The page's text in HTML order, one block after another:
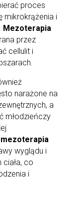
proces
mikrokrążenia i
Mezoterapia
przez
cellulit i
narażone na
a
młodzieńczy
mezoterapia
wyglądu i
co
i